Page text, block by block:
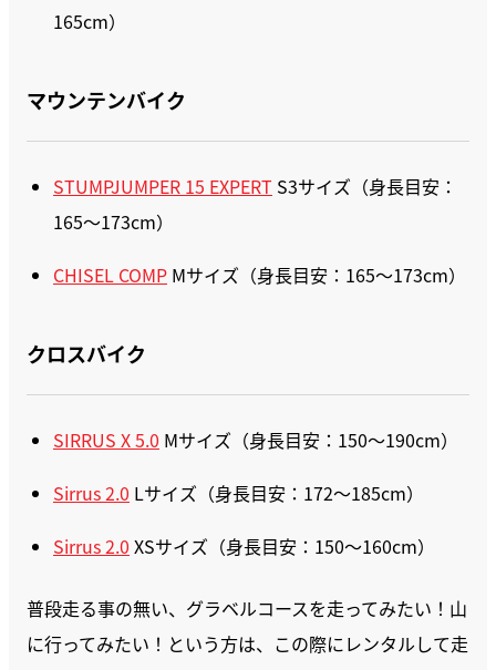
165cm）
マウンテンバイク
STUMPJUMPER 15 EXPERT S3サイズ（身長目安：
165〜173cm）
CHISEL COMP Mサイズ（身長目安：165〜173cm）
クロスバイク
SIRRUS X 5.0 Mサイズ（身長目安：150〜190cm）
Sirrus 2.0 Lサイズ（身長目安：172〜185cm）
Sirrus 2.0 XSサイズ（身長目安：150〜160cm）
普段走る事の無い、グラベルコースを走ってみたい！山
に行ってみたい！という方は、この際にレンタルして走